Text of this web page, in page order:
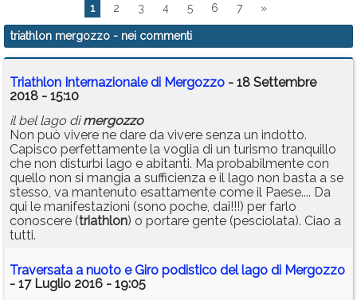
1 2 3 4 5 6 7 »
triathlon mergozzo - nei commenti
Triathlon Internazionale di Mergozzo - 18 Settembre
2018 - 15:10
il bel lago dimergozzo
Non può vivere ne dare da vivere senza un indotto.
Capisco perfettamente la voglia di un turismo tranquillo
che non disturbi lago e abitanti. Ma probabilmente con
quello non si mangia a sufficienza e il lago non basta a se
stesso, va mantenuto esattamente come il Paese.... Da
qui le manifestazioni (sono poche, dai!!!) per farlo
conoscere (triathlon) o portare gente (pesciolata). Ciao a
tutti.
Traversata a nuoto e Giro podistico del lago di Mergozzo
- 17 Luglio 2016 - 19:05